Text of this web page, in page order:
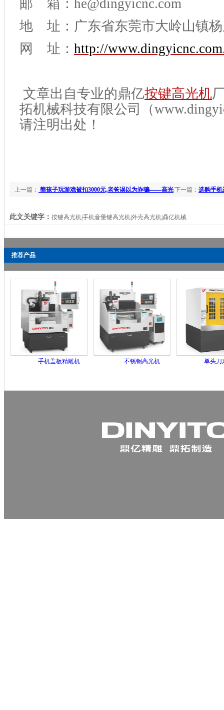
邮 箱：he@dingyicnc.com
地 址：广东省东莞市大岭山镇
网 址： http://
文章出自专业的鼎亿按键高光机
拓机械科技有限公司（
请注明出处！
下一篇： 选购手机
上一篇： 熊孩子玩游戏被扣3000元,老爸误以为诈骗——高光
此文关键字： 按键高光机|手机音量键高光机|外壳高光机|鼎亿机械
推荐产品
手机盖板精雕机 不锈钢高光机 单头刀